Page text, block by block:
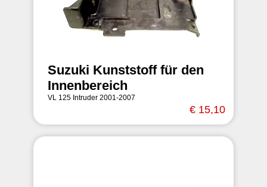
Suzuki Kunststoff für den
Innenbereich
VL 125 Intruder 2001-2007
€ 15,10